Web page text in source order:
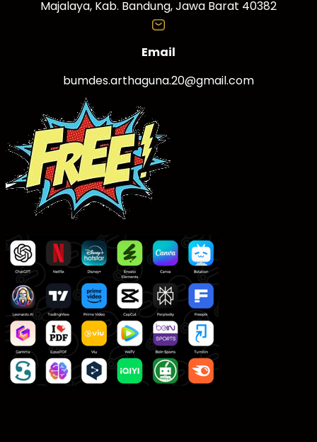
Majalaya, Kab. Bandung, Jawa Barat 40382
Email
bumdes.arthaguna.20@gmail.com